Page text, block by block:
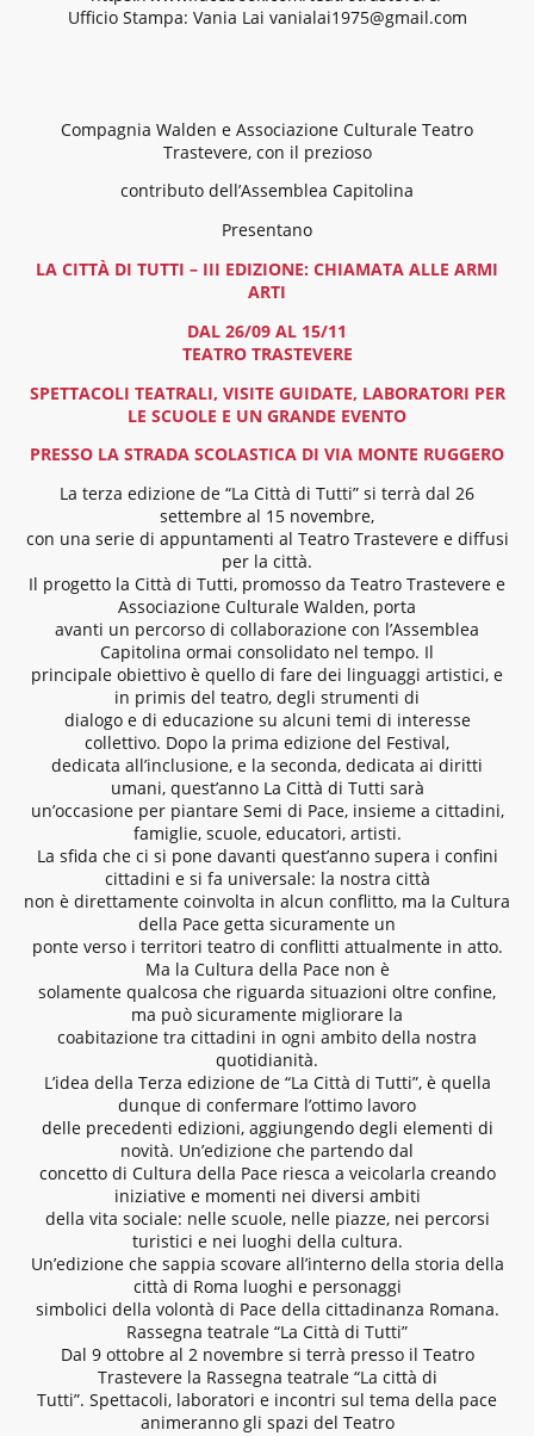
Ufficio Stampa: Vania Lai vanialai1975@gmail.com
Compagnia Walden e Associazione Culturale Teatro
Trastevere, con il prezioso
contributo dell’Assemblea Capitolina
Presentano
LA CITTÀ DI TUTTI – III EDIZIONE: CHIAMATA ALLE ARMI
ARTI
DAL 26/09 AL 15/11
TEATRO TRASTEVERE
SPETTACOLI TEATRALI, VISITE GUIDATE, LABORATORI PER
LE SCUOLE E UN GRANDE EVENTO
PRESSO LA STRADA SCOLASTICA DI VIA MONTE RUGGERO
La terza edizione de “La Città di Tutti” si terrà dal 26
settembre al 15 novembre,
con una serie di appuntamenti al Teatro Trastevere e diffusi
per la città.
Il progetto la Città di Tutti, promosso da Teatro Trastevere e
Associazione Culturale Walden, porta
avanti un percorso di collaborazione con l’Assemblea
Capitolina ormai consolidato nel tempo. Il
principale obiettivo è quello di fare dei linguaggi artistici, e
in primis del teatro, degli strumenti di
dialogo e di educazione su alcuni temi di interesse
collettivo. Dopo la prima edizione del Festival,
dedicata all’inclusione, e la seconda, dedicata ai diritti
umani, quest’anno La Città di Tutti sarà
un’occasione per piantare Semi di Pace, insieme a cittadini,
famiglie, scuole, educatori, artisti.
La sfida che ci si pone davanti quest’anno supera i confini
cittadini e si fa universale: la nostra città
non è direttamente coinvolta in alcun conflitto, ma la Cultura
della Pace getta sicuramente un
ponte verso i territori teatro di conflitti attualmente in atto.
Ma la Cultura della Pace non è
solamente qualcosa che riguarda situazioni oltre confine,
ma può sicuramente migliorare la
coabitazione tra cittadini in ogni ambito della nostra
quotidianità.
L’idea della Terza edizione de “La Città di Tutti”, è quella
dunque di confermare l’ottimo lavoro
delle precedenti edizioni, aggiungendo degli elementi di
novità. Un’edizione che partendo dal
concetto di Cultura della Pace riesca a veicolarla creando
iniziative e momenti nei diversi ambiti
della vita sociale: nelle scuole, nelle piazze, nei percorsi
turistici e nei luoghi della cultura.
Un’edizione che sappia scovare all’interno della storia della
città di Roma luoghi e personaggi
simbolici della volontà di Pace della cittadinanza Romana.
Rassegna teatrale “La Città di Tutti”
Dal 9 ottobre al 2 novembre si terrà presso il Teatro
Trastevere la Rassegna teatrale “La città di
Tutti”. Spettacoli, laboratori e incontri sul tema della pace
animeranno gli spazi del Teatro